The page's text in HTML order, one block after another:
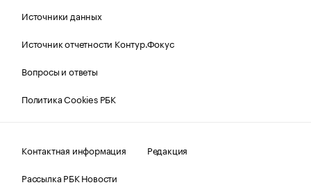
Источники данных
Источник отчетности Контур.Фокус
Вопросы и ответы
Политика Cookies РБК
Контактная информация
Редакция
Рассылка РБК Новости